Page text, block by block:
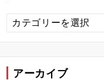
カ
テ
ゴ
ー
アーカイブ